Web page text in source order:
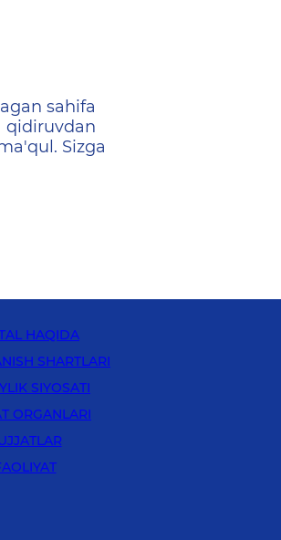
sahifa
qidiruvdan
Sizga
HAQIDA
SHARTLARI
SIYOSATI
ORGANLARI